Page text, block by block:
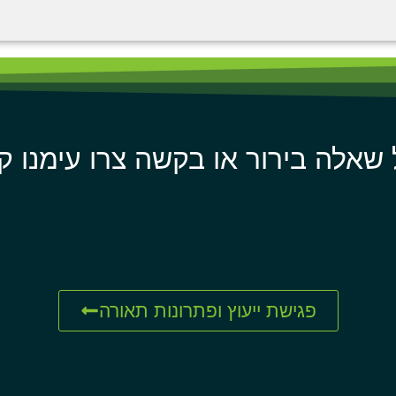
שאלה בירור או בקשה צרו עימנו
פגישת ייעוץ ופתרונות תאורה